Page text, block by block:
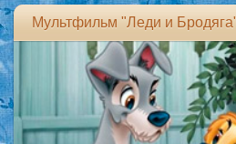
Мультфильм "Леди и